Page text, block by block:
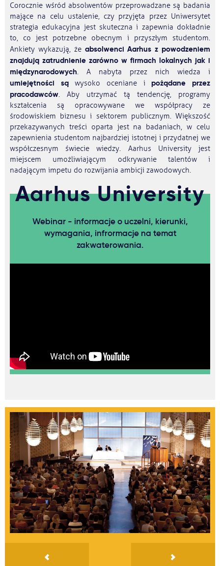
Corocznie wśród absolwentów przeprowadzane są badania
mające na celu ustalenie, czy przyjęta przez Uniwersytet
strategia edukacyjna jest skuteczna i zapewnia dokładnie
to, co jest potrzebne obecnym i przyszłym studentom.
Ankiety wykazują, że absolwenci Aarhus z powodzeniem
znajdują zatrudnienie zarówno w firmach lokalnych jak i
międzynarodowych. A nabyta przez nich wiedza i
umiejętności sąwysoko oceniane ipożądane przez
pracodawców. Aby utrzymać tą tendencję, programy
kształcenia są opracowywane we współpracy ze
środowiskiem biznesu i sektorem publicznym. Większość
przekazywanych treści oparta jest na badaniach, w celu
zapewnienia studentom najbardziej istotnej i przydatnej we
współczesnym świecie wiedzy. Aarhus University jest
miejscem umożliwiającym odkrywanie talentów i
nadającym impetu do rozwijania ambicji zawodowych.
Aarhus University
Webinar - informacje o uczelni, kierunki,
wymagania, infrormacje na temat
zakwaterowania.